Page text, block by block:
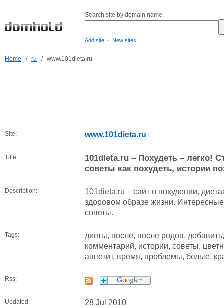
Search site by domain name:
Add site - New sites
Home / ru / www.101dieta.ru
Site: www.101dieta.ru
Title:
101dieta.ru – Похудеть – легко!
советы как похудеть, истории
Description:
101dieta.ru – сайт о похудении,
здоровом образе жизни.
советы.
Tags:
диеты, после, после родов,
комментарий, истории, советы,
аппетит, время, проблемы, белые,
Rss:
Updated: 28 Jul 2010